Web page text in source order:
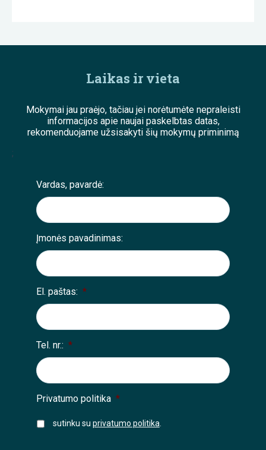
Laikas ir vieta
Mokymai jau praėjo, tačiau jei norėtumėte nepraleisti
informacijos apie naujai paskelbtas datas,
rekomenduojame užsisakyti šių mokymų priminimą
;
Vardas, pavardė:
Įmonės pavadinimas:
El. paštas: *
Tel. nr.: *
Privatumo politika *
sutinku su privatumo politika